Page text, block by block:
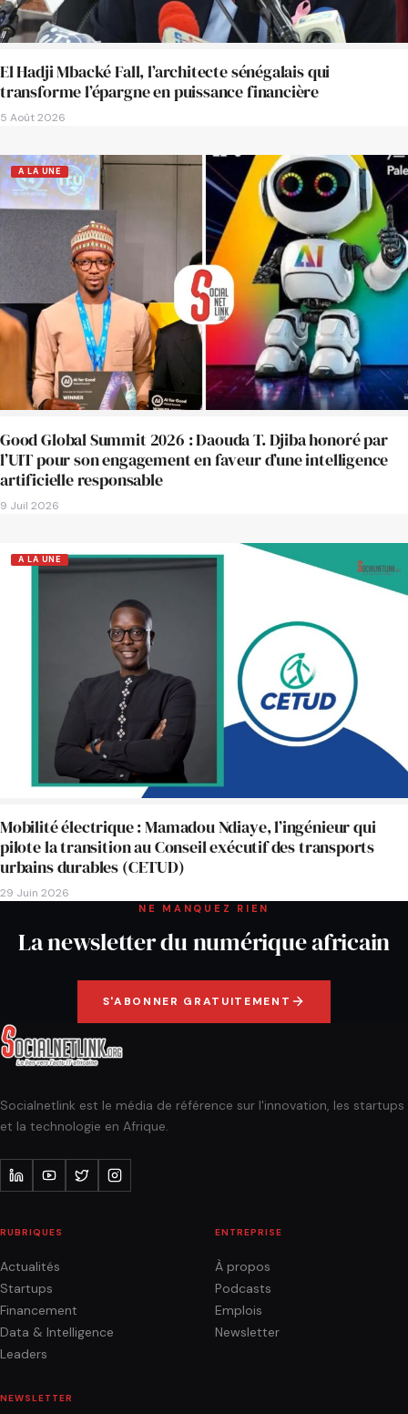
El Hadji Mbacké Fall, l’architecte sénégalais qui
transforme l’épargne en puissance financière
5 Août 2026
A LA UNE
Good Global Summit 2026 : Daouda T. Djiba honoré par
l’UIT pour son engagement en faveur d’une intelligence
artificielle responsable
9 Juil 2026
A LA UNE
Mobilité électrique : Mamadou Ndiaye, l’ingénieur qui
pilote la transition au Conseil exécutif des transports
urbains durables (CETUD)
29 Juin 2026
NE MANQUEZ RIEN
La newsletter du numérique africain
S'ABONNER GRATUITEMENT
Socialnetlink est le média de référence sur l'innovation, les startups
et la technologie en Afrique.
RUBRIQUES
Actualités
Startups
Financement
Data & Intelligence
Leaders
ENTREPRISE
À propos
Podcasts
Emplois
Newsletter
NEWSLETTER